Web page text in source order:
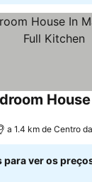
a 1.4 km de Centro
para ver os